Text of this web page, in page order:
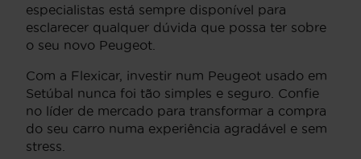
especialistas está sempre disponível para
esclarecer qualquer dúvida que possa ter sobre
o seu novo Peugeot.
Com a Flexicar, investir num Peugeot usado em
Setúbal nunca foi tão simples e seguro. Confie
no líder de mercado para transformar a compra
do seu carro numa experiência agradável e sem
stress.